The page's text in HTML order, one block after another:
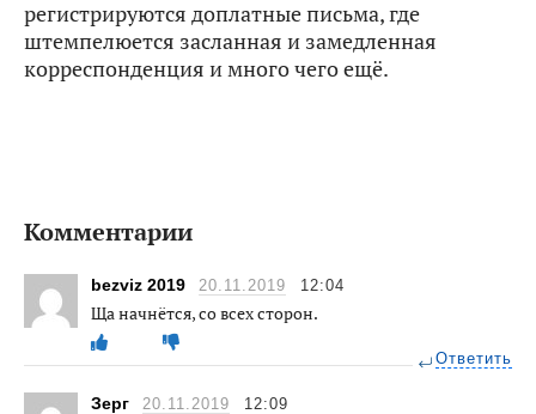
регистрируются доплатные письма, где
штемпелюется засланная и замедленная
корреспонденция и много чего ещё.
Комментарии
bezviz 2019 20.11.2019 12:04
Ща начнётся, со всех сторон.
Ответить
Зерг 20.11.2019 12:09